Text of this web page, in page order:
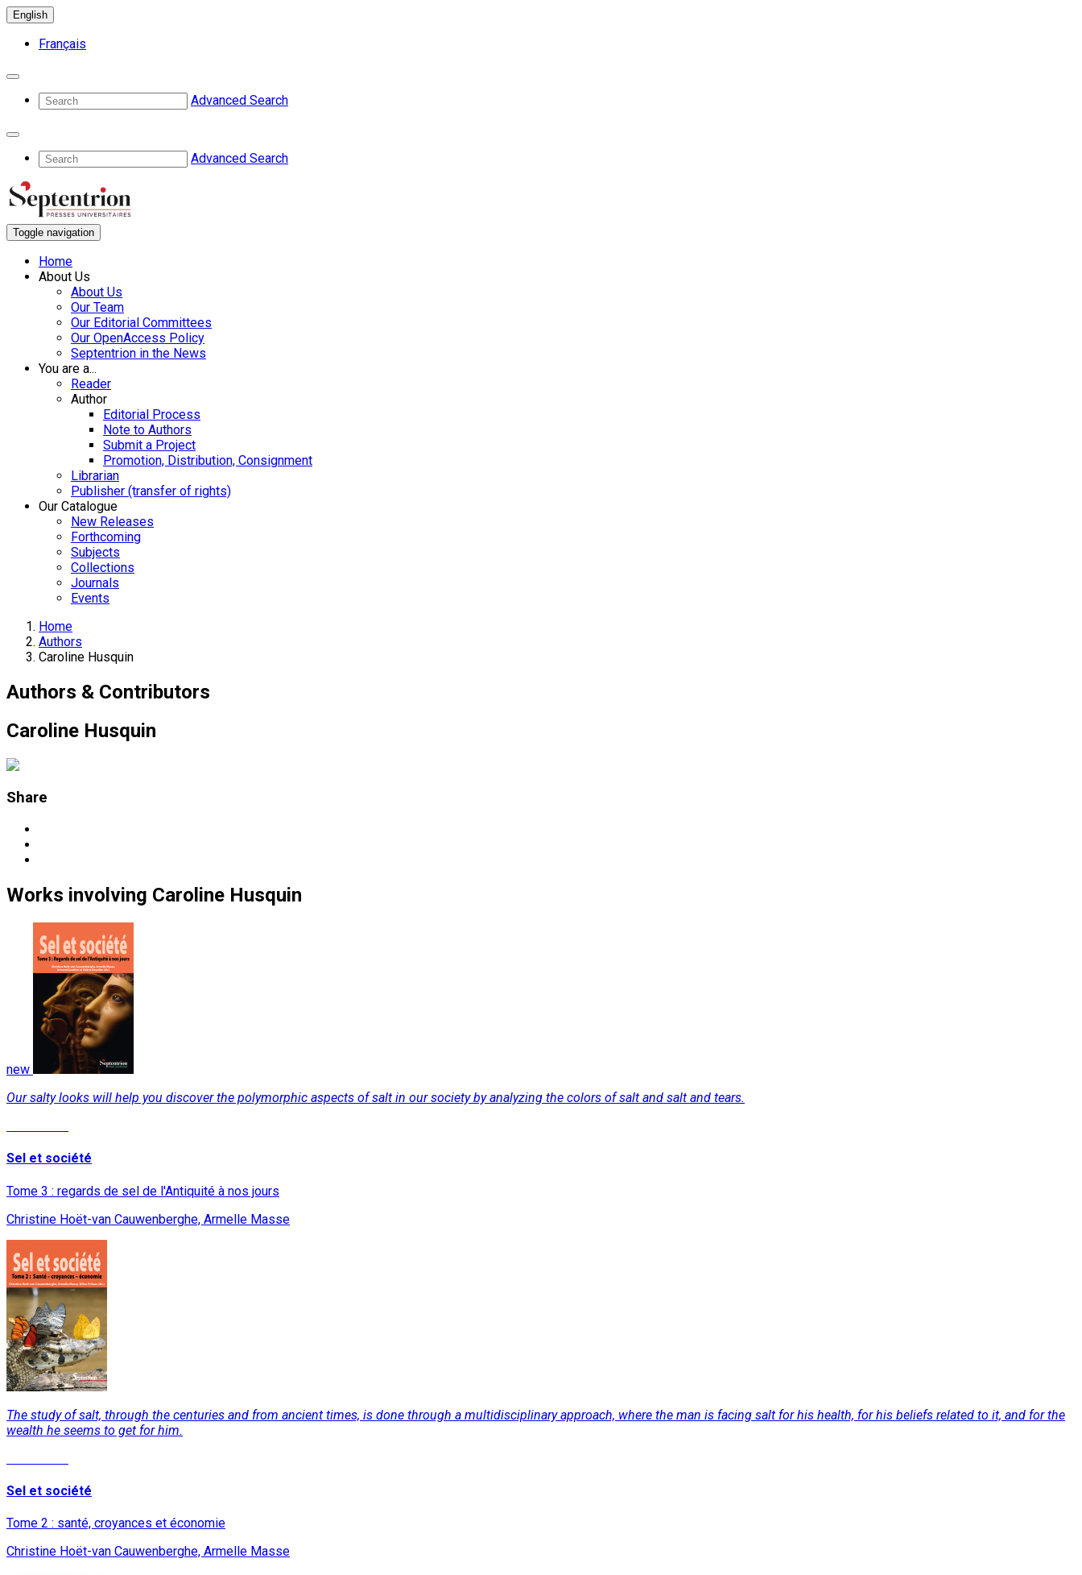
English
Français
Advanced Search
Advanced Search
Toggle navigation
Home
About Us
About Us
Our Team
Our Editorial Committees
Our OpenAccess Policy
Septentrion in the News
You are a...
Reader
Author
Editorial Process
Note to Authors
Submit a Project
Promotion, Distribution, Consignment
Librarian
Publisher (transfer of rights)
Our Catalogue
New Releases
Forthcoming
Subjects
Collections
Journals
Events
Home
Authors
Caroline Husquin
Authors & Contributors
Caroline Husquin
Share
Works involving Caroline Husquin
new
Our salty looks will help you discover the polymorphic aspects of salt in our society by analyzing the colors of salt and salt and tears.
Sel et société
Tome 3 : regards de sel de l'Antiquité à nos jours
Christine Hoët-van Cauwenberghe, Armelle Masse
The study of salt, through the centuries and from ancient times, is done through a multidisciplinary approach, where the man is facing salt for his health, for his beliefs related to it, and for the
wealth he seems to get for him.
Sel et société
Tome 2 : santé, croyances et économie
Christine Hoët-van Cauwenberghe, Armelle Masse